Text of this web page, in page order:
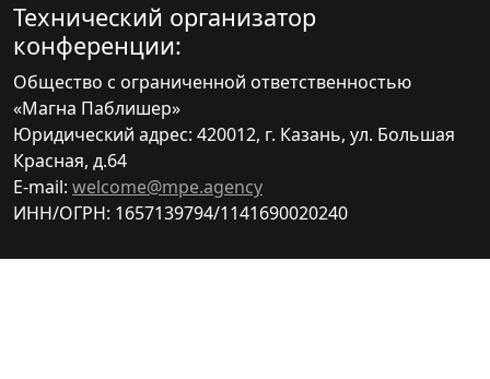
Технический организатор
конференции:
Общество с ограниченной ответственностью
«Магна Паблишер»
Юридический адрес: 420012, г. Казань, ул. Большая
Красная, д.64
E-mail: welcome@mpe.agency
ИНН/ОГРН: 1657139794/1141690020240